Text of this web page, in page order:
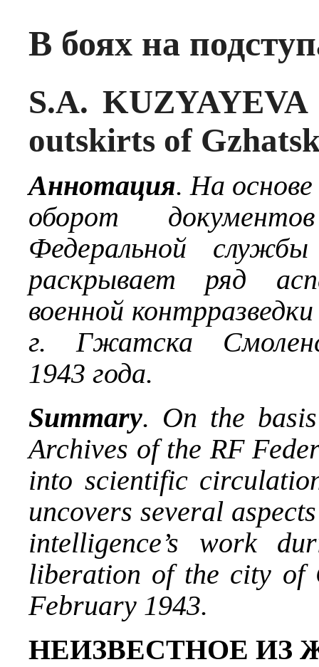
В боях на
S.A.
outskirts of
Аннотация. На
оборот
Федеральной
раскрывает ряд
военной
г. Гжатска
1943 года.
Summary. On the
Archives of the RF
into scientific
uncovers several
intelligence’s work
liberation of the city of
February 1943.
НЕИЗВЕСТНОЕ ИЗ